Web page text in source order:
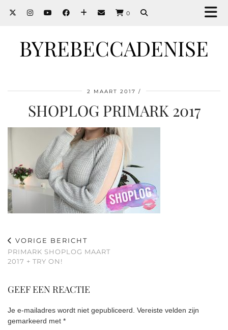
0
BYREBECCADENISE
2 MAART 2017
SHOPLOG PRIMARK 2017
VORIGE BERICHT
PRIMARK SHOPLOG MAART
2017 + TRY ON!
GEEF EEN REACTIE
Je e-mailadres wordt niet gepubliceerd. Vereiste velden zijn
gemarkeerd met *